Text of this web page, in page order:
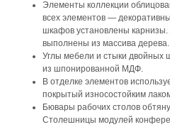
Элементы коллекции
всех элементов —
шкафов установлены
выполнены из массива дерева.
Углы мебели и стыки двойных
из шпонированной МДФ.
В отделке элементов
покрытый износостойким
Бювары рабочих столов
Столешницы модулей